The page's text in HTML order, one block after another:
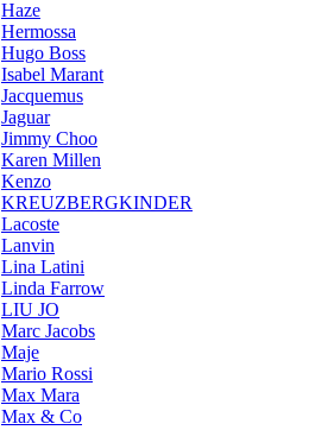
Haze
Hermossa
Hugo Boss
Isabel Marant
Jacquemus
Jaguar
Jimmy Choo
Karen Millen
Kenzo
KREUZBERGKINDER
Lacoste
Lanvin
Lina Latini
Linda Farrow
LIU JO
Marc Jacobs
Maje
Mario Rossi
Max Mara
Max & Co